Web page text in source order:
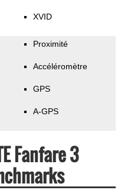
XVID
Proximité
Accéléromètre
GPS
A-GPS
Fanfare 3